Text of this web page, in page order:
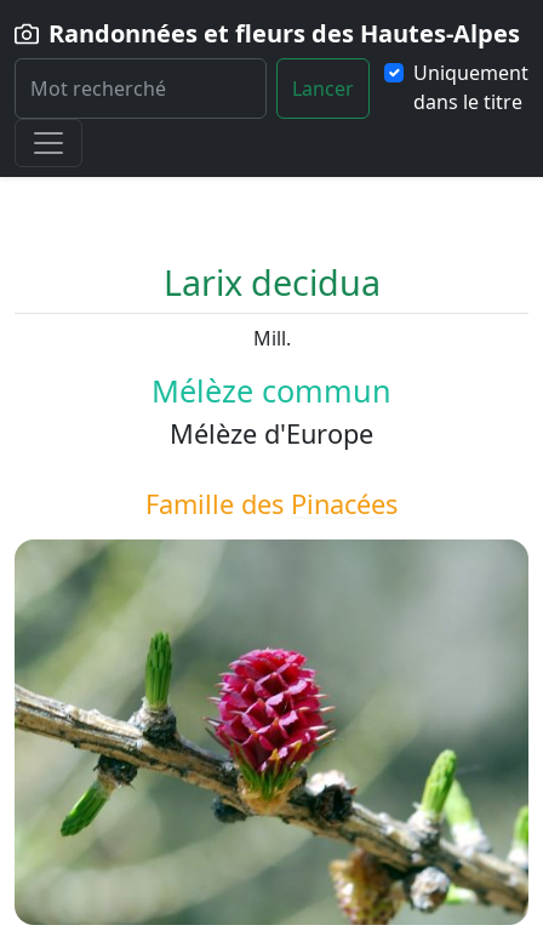
Randonnées et fleurs des Hautes-Alpes
Lancer
Uniquement
dans le titre
Home
Fleur Larix-decidua
Larix decidua
Mill.
Mélèze commun
Mélèze d'Europe
Famille des Pinacées